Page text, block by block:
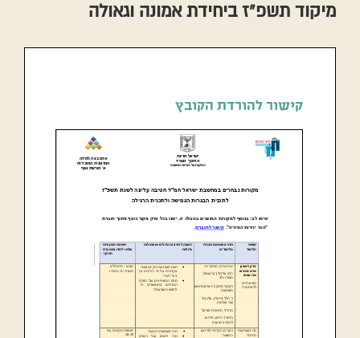
מיקוד תשפ”ז ביחידת אמונה וגאולה
קישור להורדת הקובץ